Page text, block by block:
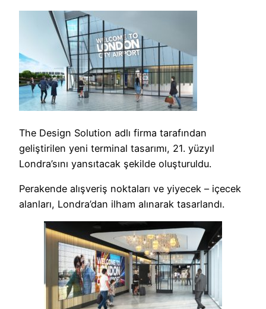
The Design Solution adlı firma tarafından
geliştirilen yeni terminal tasarımı, 21. yüzyıl
Londra’sını yansıtacak şekilde oluşturuldu.
Perakende alışveriş noktaları ve yiyecek – içecek
alanları, Londra’dan ilham alınarak tasarlandı.